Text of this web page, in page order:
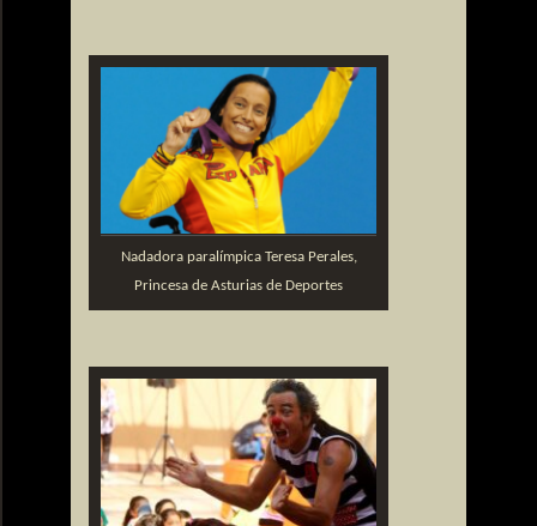
Nadadora paralímpica Teresa Perales,
Princesa de Asturias de Deportes